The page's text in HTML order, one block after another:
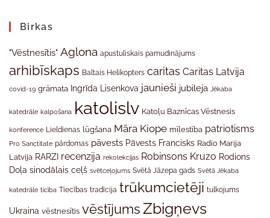
Birkas
"Vēstnesītis" Aglona apustuliskais pamudinājums
arhibīskaps Baltais Helikopters caritas Caritas Latvija
covid-19 grāmata Ingrīda Lisenkova jaunieši jubileja Jēkaba
katedrāle kalpošana katolislv Katoļu Baznīcas Vēstnesis
konference Lieldienas lūgšana Māra Kiope mīlestība patriotisms
Pro Sanctitate pārdomas pāvests Pāvests Francisks Radio Marija
Latvija RARZI recenzija rekolekcijas Robinsons Kruzo Rodions
Doļa sinodālais ceļš svētceļojums Svētā Jāzepa gads Svētā Jēkaba
katedrāle ticība Tiecības tradīcija trūkumcietēji tulkojums
Ukraina vēstnesītis vēstījumsZbigņevs